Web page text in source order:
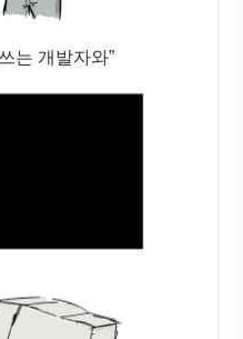
는 개발자와”